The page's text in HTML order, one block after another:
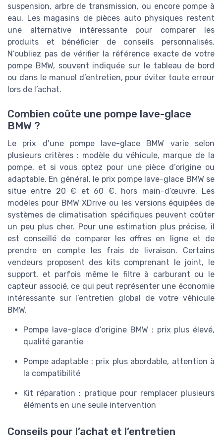
suspension, arbre de transmission, ou encore pompe à
eau. Les magasins de pièces auto physiques restent
une alternative intéressante pour comparer les
produits et bénéficier de conseils personnalisés.
N’oubliez pas de vérifier la référence exacte de votre
pompe BMW, souvent indiquée sur le tableau de bord
ou dans le manuel d’entretien, pour éviter toute erreur
lors de l’achat.
Combien coûte une pompe lave-glace
BMW ?
Le prix d’une pompe lave-glace BMW varie selon
plusieurs critères : modèle du véhicule, marque de la
pompe, et si vous optez pour une pièce d’origine ou
adaptable. En général, le prix pompe lave-glace BMW se
situe entre 20 € et 60 €, hors main-d’œuvre. Les
modèles pour BMW XDrive ou les versions équipées de
systèmes de climatisation spécifiques peuvent coûter
un peu plus cher. Pour une estimation plus précise, il
est conseillé de comparer les offres en ligne et de
prendre en compte les frais de livraison. Certains
vendeurs proposent des kits comprenant le joint, le
support, et parfois même le filtre à carburant ou le
capteur associé, ce qui peut représenter une économie
intéressante sur l’entretien global de votre véhicule
BMW.
Pompe lave-glace d’origine BMW : prix plus élevé,
qualité garantie
Pompe adaptable : prix plus abordable, attention à
la compatibilité
Kit réparation : pratique pour remplacer plusieurs
éléments en une seule intervention
Conseils pour l’achat et l’entretien